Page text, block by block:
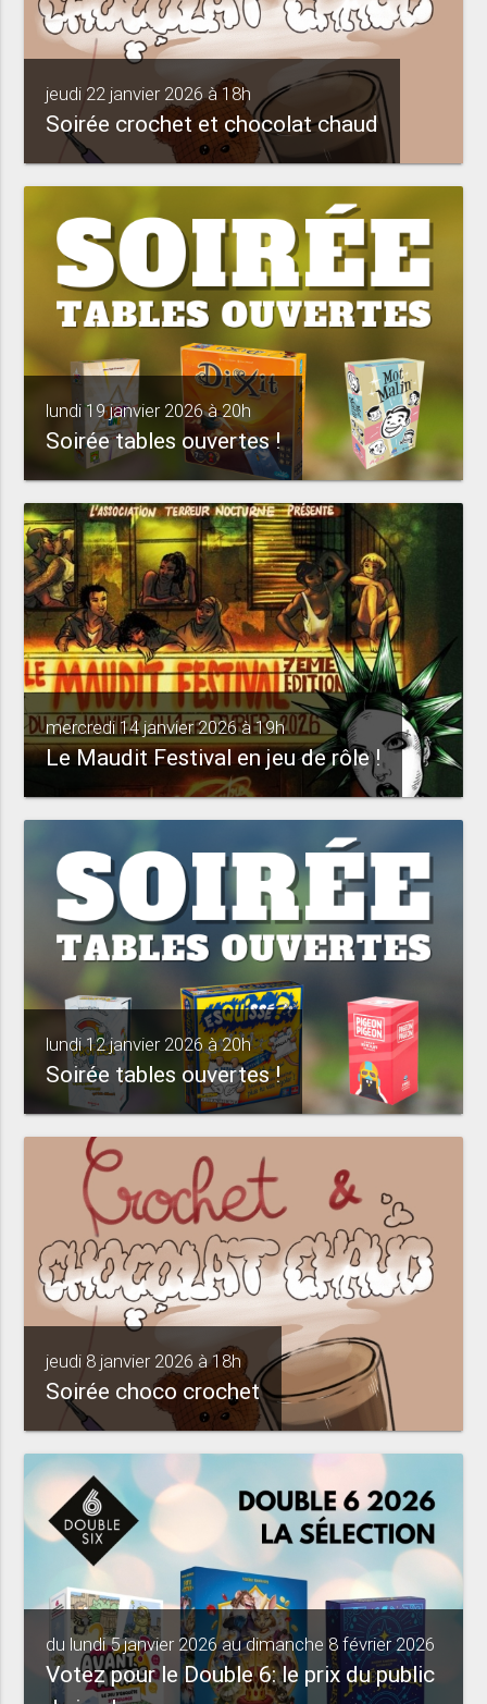
jeudi 22 janvier 2026 à 18h
Soirée crochet et chocolat chaud
lundi 19 janvier 2026 à 20h
Soirée tables ouvertes !
mercredi 14 janvier 2026 à 19h
Le Maudit Festival en jeu de rôle !
lundi 12 janvier 2026 à 20h
Soirée tables ouvertes !
jeudi 8 janvier 2026 à 18h
Soirée choco crochet
du lundi 5 janvier 2026 au dimanche 8 février 2026
Votez pour le Double 6: le prix du public